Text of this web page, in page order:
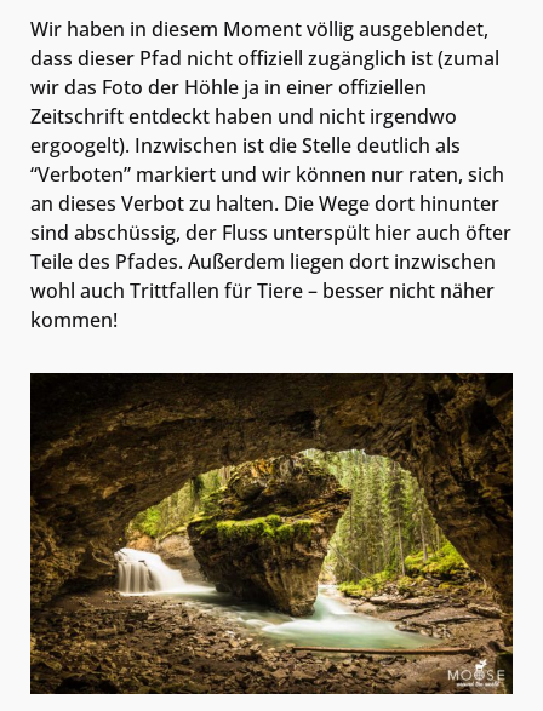
Wir haben in diesem Moment völlig ausgeblendet,
dass dieser Pfad nicht offiziell zugänglich ist (zumal
wir das Foto der Höhle ja in einer offiziellen
Zeitschrift entdeckt haben und nicht irgendwo
ergoogelt). Inzwischen ist die Stelle deutlich als
“Verboten” markiert und wir können nur raten, sich
an dieses Verbot zu halten. Die Wege dort hinunter
sind abschüssig, der Fluss unterspült hier auch öfter
Teile des Pfades. Außerdem liegen dort inzwischen
wohl auch Trittfallen für Tiere – besser nicht näher
kommen!